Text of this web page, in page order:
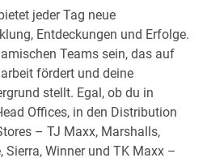
jeder Tag neue
Entdeckungen und Erfolge.
Teams sein, das auf
fördert und deine
stellt. Egal, ob du in
Offices, in den Distribution
– TJ Maxx, Marshalls,
Sierra, Winner und TK Maxx –